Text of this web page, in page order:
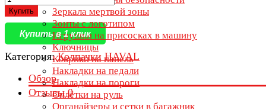
Зеркала мертвой зоны
Зонты с логотипом
Игрушки на присосках в машину
Ключницы
Коврики на панель
Накладки на педали
Накладки на пороги
Оплётки на руль
Органайзеры и сетки в багажник
Купить
Купить в 1 клик
Категория:Колпачки HAVAL
Обзор
Отзывы0